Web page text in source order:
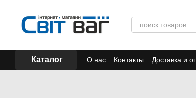
Каталог О нас Контакты Доставка и
Отзывы
Акции